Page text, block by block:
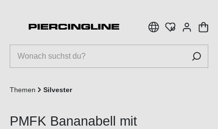
Themen Silvester
PMFK Bananabell mit